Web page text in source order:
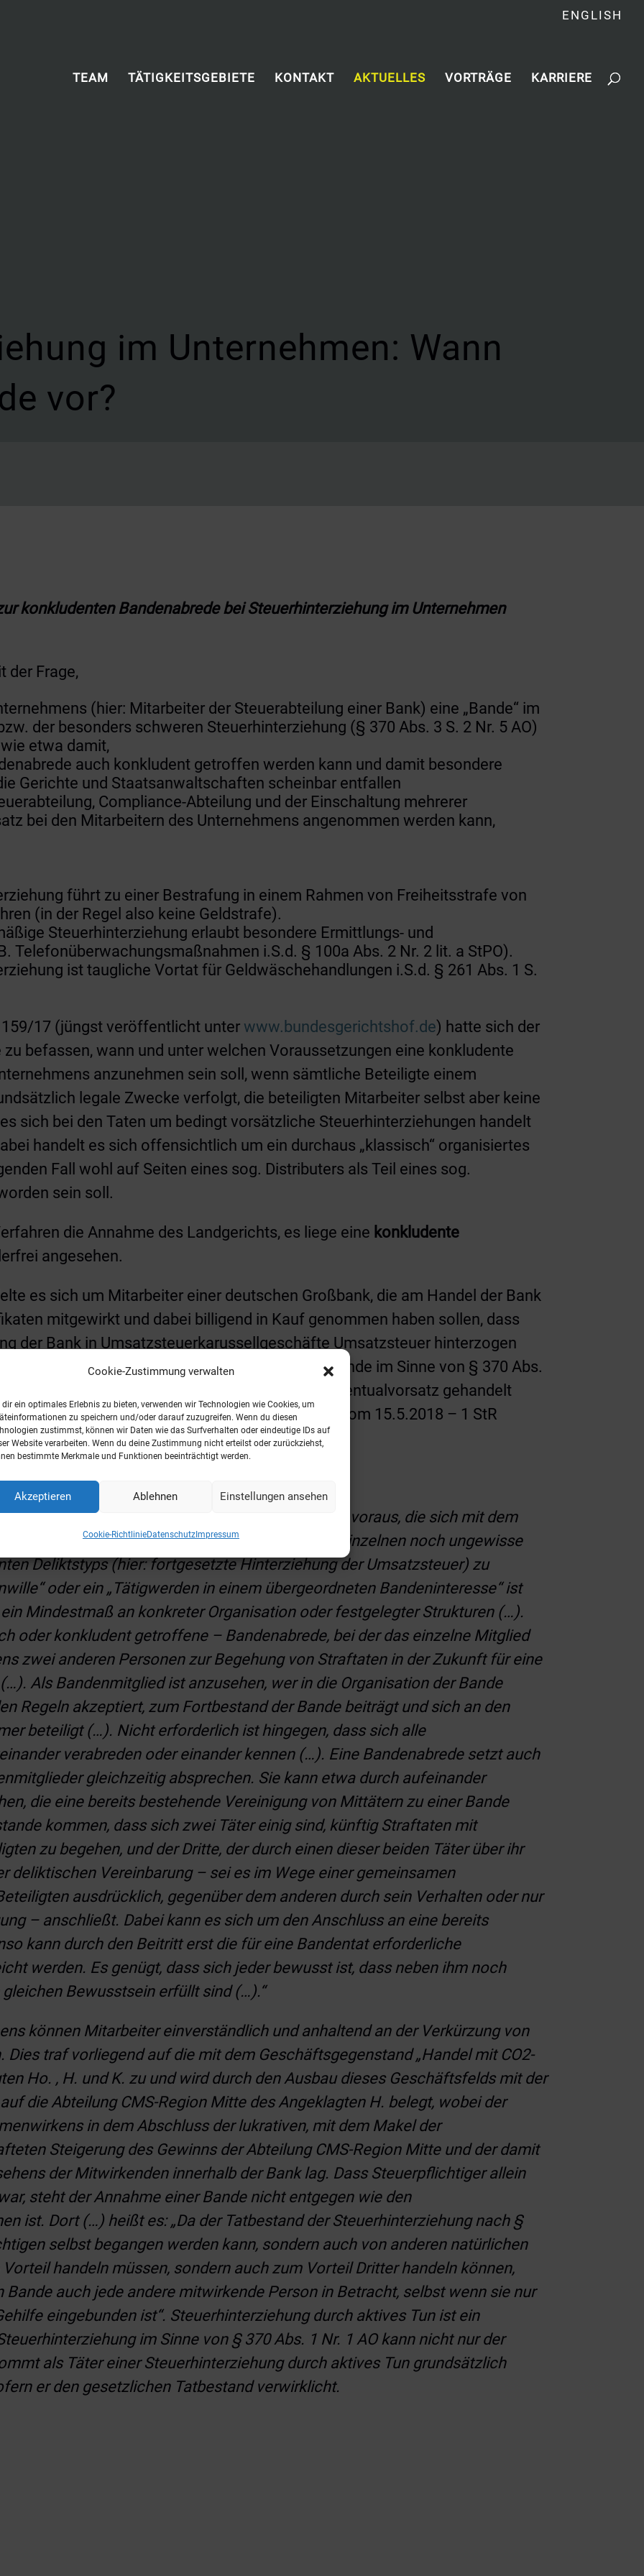
Cookie-Zustimmung verwalten
dir ein optimales Erlebnis zu bieten, verwenden wir Technologien wie Cookies, um
zu speichern und/oder darauf zuzugreifen. Wenn du diesen
zustimmst, können wir Daten wie das Surfverhalten oder eindeutige IDs auf
Website verarbeiten. Wenn du deine Zustimmung nicht erteilst oder zurückziehst,
bestimmte Merkmale und Funktionen beeinträchtigt werden.
Akzeptieren Ablehnen Einstellungen ansehen
Cookie-RichtlinieDatenschutzImpressum
ENGLISH
TEAM TÄTIGKEITSGEBIETE KONTAKT AKTUELLES VORTRÄGE KARRIERE
im Unternehmen: Wann
vor?
konkludenten Bandenabrede bei Steuerhinterziehung im Unternehmen
der Frage,
(hier: Mitarbeiter der Steuerabteilung einer Bank) eine „Bande“ im
der besonders schweren Steuerhinterziehung (§ 370 Abs. 3 S. 2 Nr. 5 AO)
etwa damit,
auch konkludent getroffen werden kann und damit besondere
Gerichte und Staatsanwaltschaften scheinbar entfallen
Compliance-Abteilung und der Einschaltung mehrerer
bei den Mitarbeitern des Unternehmens angenommen werden kann,
führt zu einer Bestrafung in einem Rahmen von Freiheitsstrafe von
(in der Regel also keine Geldstrafe).
Steuerhinterziehung erlaubt besondere Ermittlungs- und
Telefonüberwachungsmaßnahmen i.S.d. § 100a Abs. 2 Nr. 2 lit. a StPO).
ist taugliche Vortat für Geldwäschehandlungen i.S.d. § 261 Abs. 1 S.
17 (jüngst veröffentlicht unter www.bundesgerichtshof.de) hatte sich der
befassen, wann und unter welchen Voraussetzungen eine konkludente
anzunehmen sein soll, wenn sämtliche Beteiligte einem
legale Zwecke verfolgt, die beteiligten Mitarbeiter selbst aber keine
sich bei den Taten um bedingt vorsätzliche Steuerhinterziehungen handelt
handelt es sich offensichtlich um ein durchaus „klassisch“ organisiertes
Fall wohl auf Seiten eines sog. Distributers als Teil eines sog.
sein soll.
die Annahme des Landgerichts, es liege eine konkludente
angesehen.
es sich um Mitarbeiter einer deutschen Großbank, die am Handel der Bank
mitgewirkt und dabei billigend in Kauf genommen haben sollen, dass
der Bank in Umsatzsteuerkarussellgeschäfte Umsatzsteuer hinterzogen
dass die Angeklagten als Mitglieder einer Bande im Sinne von § 370 Abs.
stünde weder entgegen, dass sie nur mit Eventualvorsatz gehandelt
nur konkludent getroffen wurde (BGH, Urteil vom 15.5.2018 – 1 StR
es auszugsweise (Rn. 155 – 157):
von mindestens drei Personen voraus, die sich mit dem
eine gewisse Dauer mehrere selbständige, im Einzelnen noch ungewisse
Deliktstyps (hier: fortgesetzte Hinterziehung der Umsatzsteuer) zu
oder ein „Tätigwerden in einem übergeordneten Bandeninteresse“ ist
Mindestmaß an konkreter Organisation oder festgelegter Strukturen (…).
oder konkludent getroffene – Bandenabrede, bei der das einzelne Mitglied
zwei anderen Personen zur Begehung von Straftaten in der Zukunft für eine
Als Bandenmitglied ist anzusehen, wer in die Organisation der Bande
Regeln akzeptiert, zum Fortbestand der Bande beiträgt und sich an den
beteiligt (…). Nicht erforderlich ist hingegen, dass sich alle
verabreden oder einander kennen (…). Eine Bandenabrede setzt auch
gleichzeitig absprechen. Sie kann etwa durch aufeinander
die eine bereits bestehende Vereinigung von Mittätern zu einer Bande
kommen, dass sich zwei Täter einig sind, künftig Straftaten mit
zu begehen, und der Dritte, der durch einen dieser beiden Täter über ihr
deliktischen Vereinbarung – sei es im Wege einer gemeinsamen
ausdrücklich, gegenüber dem anderen durch sein Verhalten oder nur
– anschließt. Dabei kann es sich um den Anschluss an eine bereits
kann durch den Beitritt erst die für eine Bandentat erforderliche
werden. Es genügt, dass sich jeder bewusst ist, dass neben ihm noch
Bewusstsein erfüllt sind (…).“
können Mitarbeiter einverständlich und anhaltend an der Verkürzung von
traf vorliegend auf die mit dem Geschäftsgegenstand „Handel mit CO2-
Ho. , H. und K. zu und wird durch den Ausbau dieses Geschäftsfelds mit der
die Abteilung CMS-Region Mitte des Angeklagten H. belegt, wobei der
in dem Abschluss der lukrativen, mit dem Makel der
Steigerung des Gewinns der Abteilung CMS-Region Mitte und der damit
der Mitwirkenden innerhalb der Bank lag. Dass Steuerpflichtiger allein
steht der Annahme einer Bande nicht entgegen wie den
ist. Dort (…) heißt es: „Da der Tatbestand der Steuerhinterziehung nach §
selbst begangen werden kann, sondern auch von anderen natürlichen
handeln müssen, sondern auch zum Vorteil Dritter handeln können,
auch jede andere mitwirkende Person in Betracht, selbst wenn sie nur
eingebunden ist“. Steuerhinterziehung durch aktives Tun ist ein
im Sinne von § 370 Abs. 1 Nr. 1 AO kann nicht nur der
als Täter einer Steuerhinterziehung durch aktives Tun grundsätzlich
er den gesetzlichen Tatbestand verwirklicht.